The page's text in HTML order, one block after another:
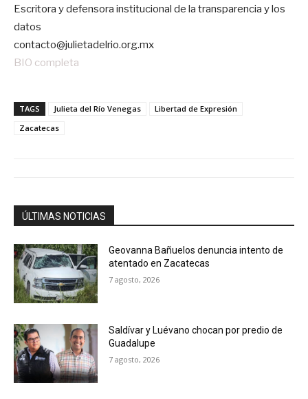
Escritora y defensora institucional de la transparencia y los
datos
contacto@julietadelrio.org.mx
BIO completa
TAGS Julieta del Río Venegas
Libertad de Expresión
Zacatecas
ÚLTIMAS NOTICIAS
Geovanna Bañuelos denuncia intento de
atentado en Zacatecas
7 agosto, 2026
Saldívar y Luévano chocan por predio de
Guadalupe
7 agosto, 2026